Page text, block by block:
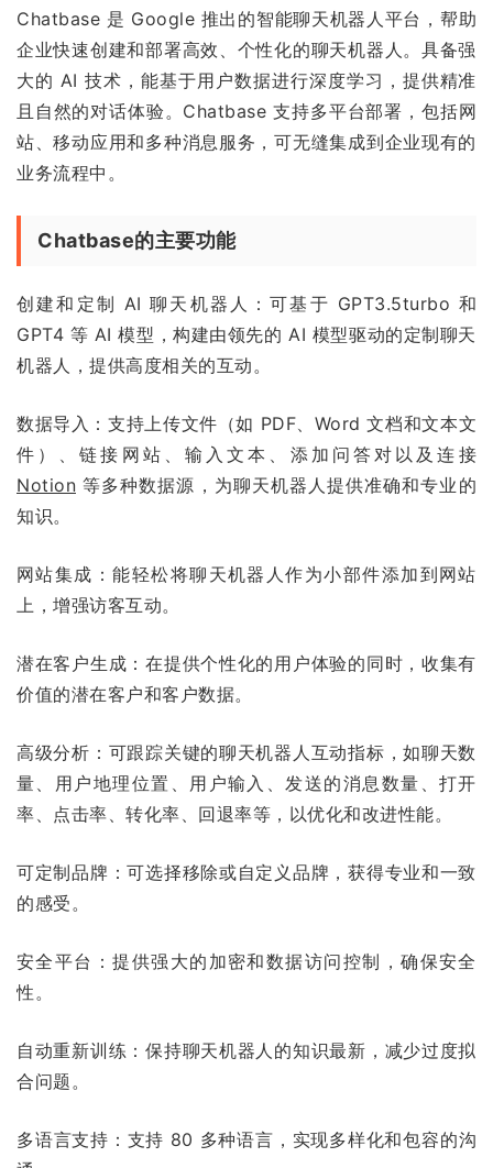
Chatbase 是 Google 推出的智能聊天机器人平台，帮助
企业快速创建和部署高效、个性化的聊天机器人。具备强
大的 AI 技术，能基于用户数据进行深度学习，提供精准
且自然的对话体验。Chatbase 支持多平台部署，包括网
站、移动应用和多种消息服务，可无缝集成到企业现有的
业务流程中。
Chatbase的主要功能
创建和定制 AI 聊天机器人：可基于 GPT3.5turbo 和
GPT4 等 AI 模型，构建由领先的 AI 模型驱动的定制聊天
机器人，提供高度相关的互动。
数据导入：支持上传文件（如 PDF、Word 文档和文本文
件）、链接网站、输入文本、添加问答对以及连接
Notion 等多种数据源，为聊天机器人提供准确和专业的
知识。
网站集成：能轻松将聊天机器人作为小部件添加到网站
上，增强访客互动。
潜在客户生成：在提供个性化的用户体验的同时，收集有
价值的潜在客户和客户数据。
高级分析：可跟踪关键的聊天机器人互动指标，如聊天数
量、用户地理位置、用户输入、发送的消息数量、打开
率、点击率、转化率、回退率等，以优化和改进性能。
可定制品牌：可选择移除或自定义品牌，获得专业和一致
的感受。
安全平台：提供强大的加密和数据访问控制，确保安全
性。
自动重新训练：保持聊天机器人的知识最新，减少过度拟
合问题。
多语言支持：支持 80 多种语言，实现多样化和包容的沟